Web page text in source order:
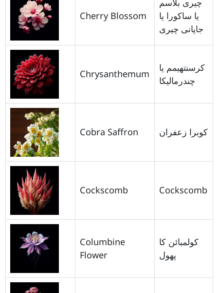
Cherry Blossom
چیری بلاسم
یا ساکورا یا
جاپانی چیری
Chrysanthemum
کرسنتھیمم یا
چندرمالیکا
Cobra Saffron کوبرا زعفران
Cockscomb Cockscomb
Columbine
Flower
کولمبائن کا
پھول